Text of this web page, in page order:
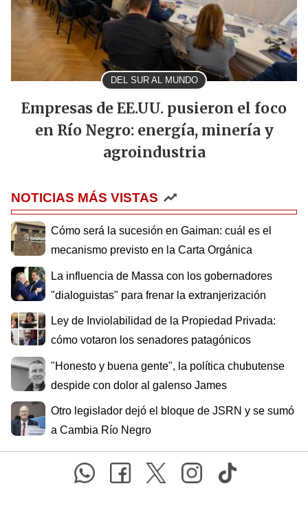
DEL SUR AL MUNDO
Empresas de EE.UU. pusieron el foco
en Río Negro: energía, minería y
agroindustria
NOTICIAS MÁS VISTAS
Cómo será la sucesión en Gaiman: cuál es el
mecanismo previsto en la Carta Orgánica
La influencia de Massa con los gobernadores
"dialoguistas" para frenar la extranjerización
Ley de Inviolabilidad de la Propiedad Privada:
cómo votaron los senadores patagónicos
"Honesto y buena gente", la política chubutense
despide con dolor al galenso James
Otro legislador dejó el bloque de JSRN y se sumó
a Cambia Río Negro